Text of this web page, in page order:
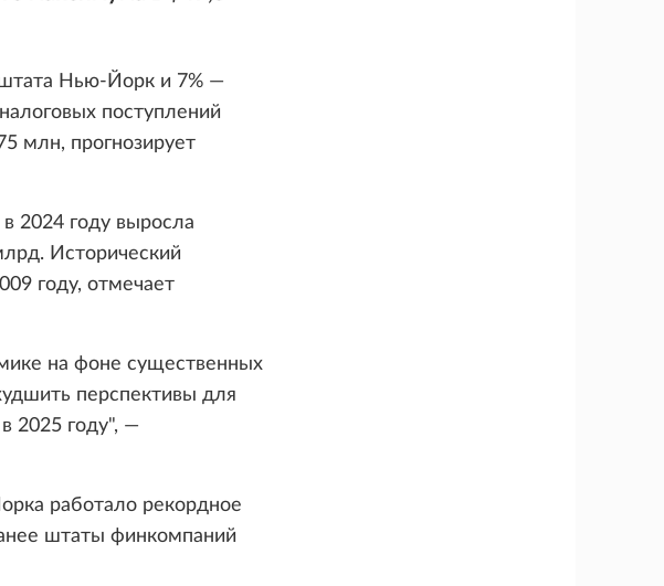
штата Нью-Йорк и 7% —
поступлений
млн, прогнозирует
2024 году выросла
Исторический
году, отмечает
на фоне существенных
перспективы для
2025 году", —
работало рекордное
штаты финкомпаний